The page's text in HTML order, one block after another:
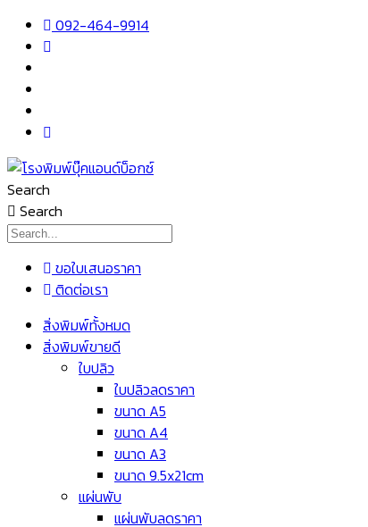
Skip
content
092-464-9914
Search
Search
ขอใบเสนอราคา
ติดต่อเรา
เมนู
สิ่งพิมพ์ทั้งหมด
สิ่งพิมพ์ขายดี
ใบปลิว
ใบปลิวลดราคา
ขนาด A5
ขนาด A4
ขนาด A3
ขนาด 9.5x21cm
แผ่นพับ
แผ่นพับลดราคา